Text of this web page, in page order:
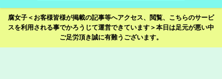
腐女子＜お客様皆様が掲載の記事等へアクセス、閲覧、こちらのサービ
スを利用される事でかろうじて運営できています＞本日は足元が悪い中
ご足労頂き誠に有難うございます。